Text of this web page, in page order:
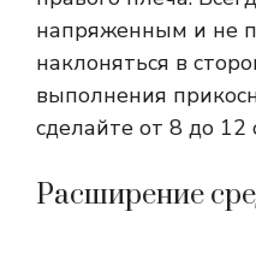
напряженным и не
наклоняться в
выполнения
сделайте от 8 до
Расширение